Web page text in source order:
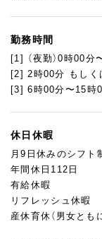
る！！』という想い
しています。ハー
プ、フィリング作
度なスキルが身につ
※技術スキルだけで
学）』を開催してい
日々の業務への理解
勤務時間
[1] （夜勤）0時00分
[2] 2時00分 もしく
[3] 6時00分〜15時
休日休暇
月9日休みのシフト
年間休日112日
有給休暇
リフレッシュ休暇
産休育休（男女とも